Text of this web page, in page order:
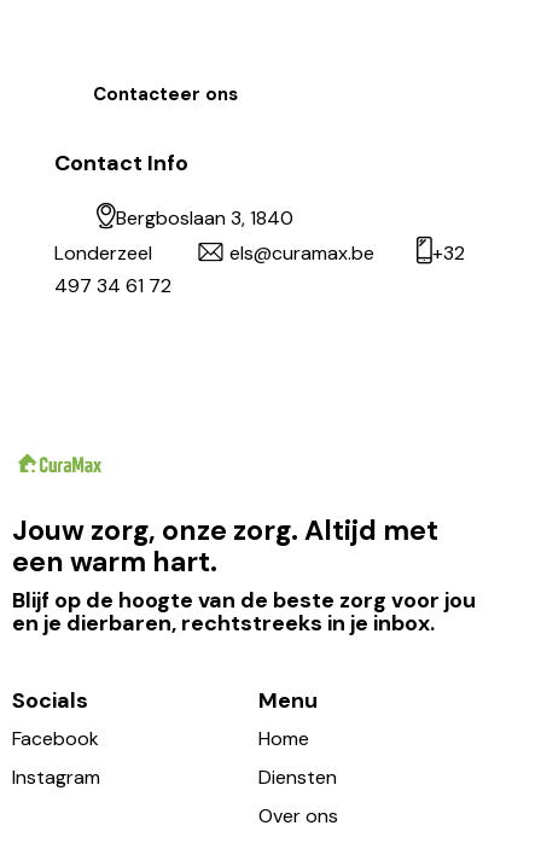
Contacteer ons
Contact Info
Bergboslaan 3, 1840
Londerzeel
els@curamax.be
+32
497 34 61 72
Jouw zorg, onze zorg. Altijd met
een warm hart.
Blijf op de hoogte van de beste zorg voor jou
en je dierbaren, rechtstreeks in je inbox.
Socials
Facebook
Instagram
Menu
Home
Diensten
Over ons